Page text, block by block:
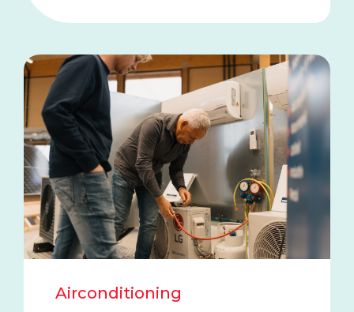
Airconditioning